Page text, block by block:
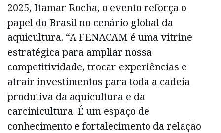
2025, Itamar Rocha, o evento reforça o
papel do Brasil no cenário global da
aquicultura. “A FENACAM é uma vitrine
estratégica para ampliar nossa
competitividade, trocar experiências e
atrair investimentos para toda a cadeia
produtiva da aquicultura e da
carcinicultura. É um espaço de
conhecimento e fortalecimento da relação